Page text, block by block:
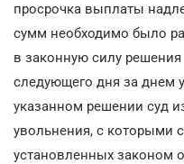
просрочка выплаты
сумм необходимо было
в законную силу решения
следующего дня за днем
указанном решении суд
увольнения, с которыми
установленных законом